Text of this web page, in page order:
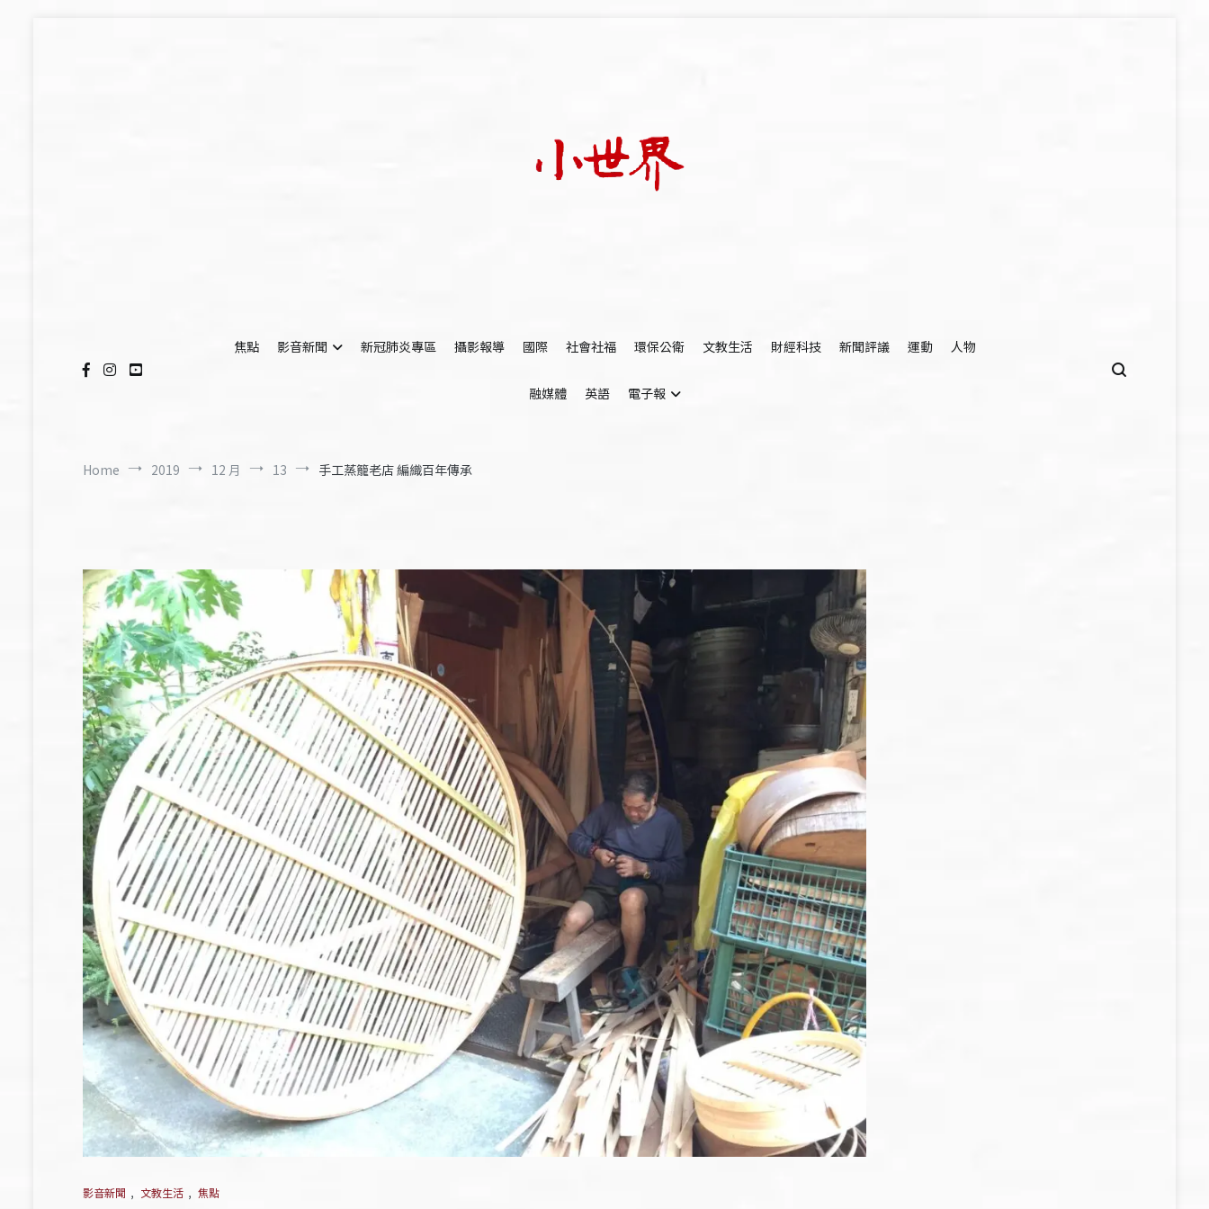
焦點
影音新聞 新冠肺炎專區 攝影報導 國際 社會社福 環保公衛 文教生活 財經科技 新聞評議 運動 人物
融媒體 英語 電子報
Home 2019 12 月 13 手工蒸籠老店 編織百年傳承
影音新聞 , 文教生活 , 焦點